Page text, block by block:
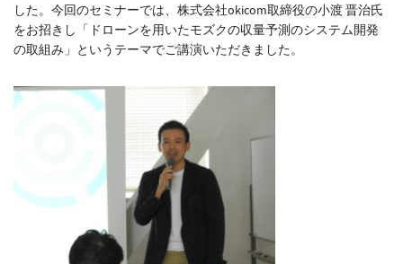
した。今回のセミナーでは、株式会社okicom取締役の小渡 晋治氏
をお招きし「ドローンを用いたモズクの収量予測のシステム開発
の取組み」というテーマでご講演いただきました。